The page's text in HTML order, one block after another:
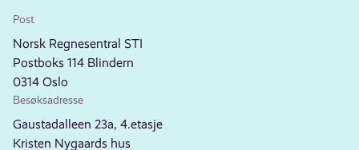
Post
Norsk Regnesentral STI
Postboks 114 Blindern
0314 Oslo
Besøksadresse
Gaustadalleen 23a, 4.etasje
Kristen Nygaards hus